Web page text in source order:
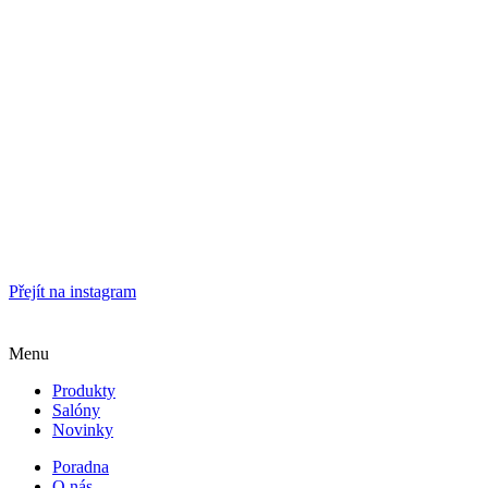
Přejít na instagram
Menu
Produkty
Salóny
Novinky
Poradna